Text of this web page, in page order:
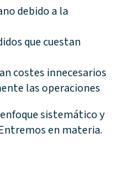
debido a la
que cuestan
costes innecesarios
las operaciones
sistemático y
en materia.